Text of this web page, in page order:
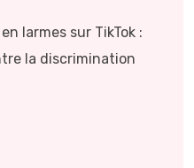
larmes sur TikTok :
la discrimination